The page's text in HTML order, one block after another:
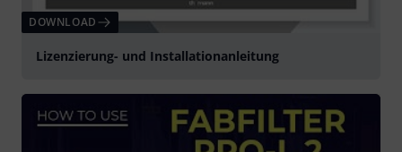
DOWNLOAD
Lizenzierung- und Installationanleitung